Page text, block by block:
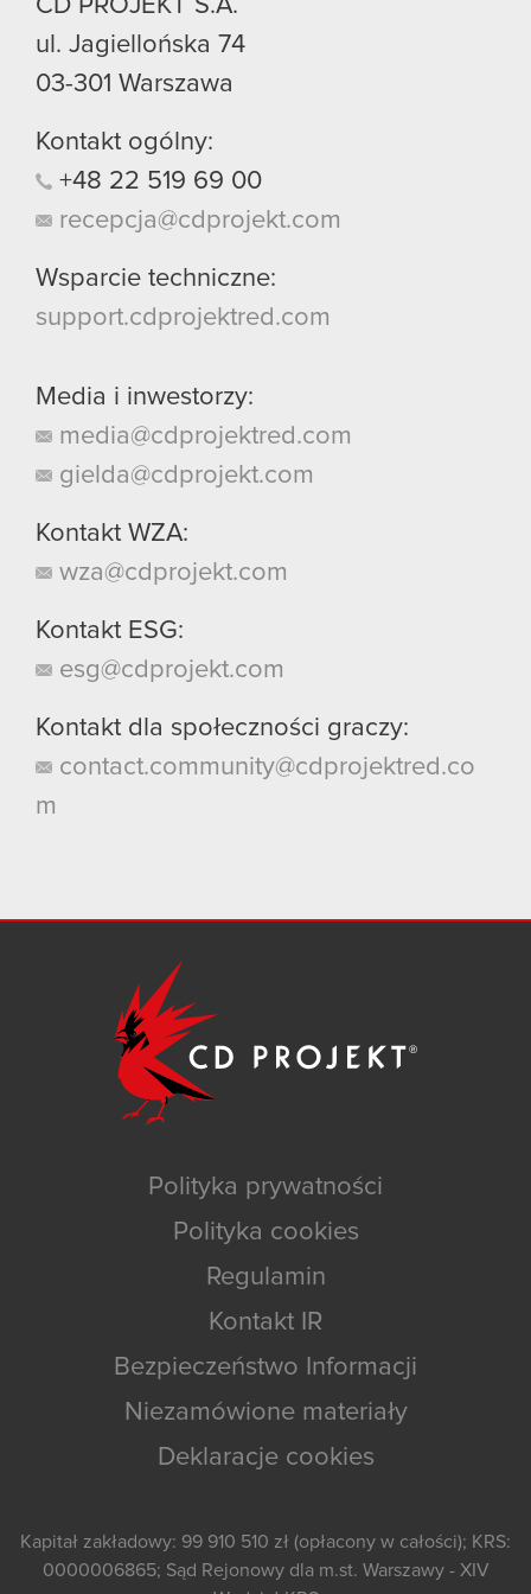
CD PROJEKT S.A.
ul. Jagiellońska 74
03-301 Warszawa
Kontakt ogólny:
+48 22 519 69 00
recepcja@cdprojekt.com
Wsparcie techniczne:
support.cdprojektred.com
Media i inwestorzy:
media@cdprojektred.com
gielda@cdprojekt.com
Kontakt WZA:
wza@cdprojekt.com
Kontakt ESG:
esg@cdprojekt.com
Kontakt dla społeczności graczy:
contact.community@cdprojektred.co
m
Polityka prywatności
Polityka cookies
Regulamin
Kontakt IR
Bezpieczeństwo Informacji
Niezamówione materiały
Deklaracje cookies
Kapitał zakładowy: 99 910 510 zł (opłacony w całości); KRS:
0000006865; Sąd Rejonowy dla m.st. Warszawy - XIV